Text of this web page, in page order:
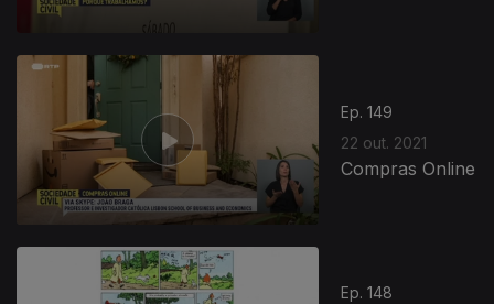
Ep. 149
22 out. 2021
Compras Online
Ep. 148